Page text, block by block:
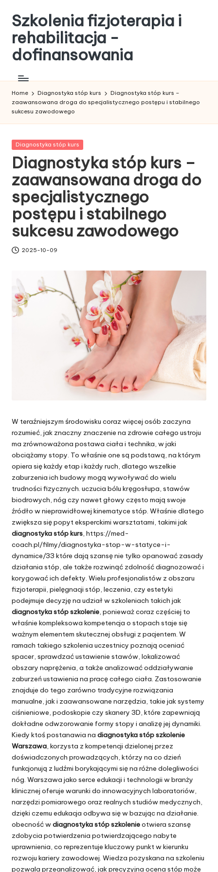
Skip
content
Szkolenia fizjoterapia i
rehabilitacja -
dofinansowania
Home Diagnostyka stóp kurs
Diagnostyka stóp kurs –
zaawansowana droga do specjalistycznego postępu i stabilnego
sukcesu zawodowego
Posted
Diagnostyka stóp kurs
Diagnostyka stóp kurs –
zaawansowana droga do
specjalistycznego
postępu i stabilnego
sukcesu zawodowego
2025-10-09
W teraźniejszym środowisku coraz więcej osób zaczyna
rozumieć, jak znaczny znaczenie na zdrowie całego ustroju
ma zrównoważona postawa ciała i technika, w jaki
obciążamy stopy. To właśnie one są podstawą, na którym
opiera się każdy etap i każdy ruch, dlatego wszelkie
zaburzenia ich budowy mogą wywoływać do wielu
trudności fizycznych. uczucia bólu kręgosłupa, stawów
biodrowych, nóg czy nawet głowy często mają swoje
źródło w nieprawidłowej kinematyce stóp. Właśnie dlatego
zwiększa się popyt eksperckimi warsztatami, takimi jak
diagnostyka stóp kurs, https://med-
coach.pl/filmy/diagnostyka-stop-w-statyce-i-
dynamice/33 które dają szansę nie tylko opanować zasady
działania stóp, ale także rozwinąć zdolność diagnozować i
korygować ich defekty. Wielu profesjonalistów z obszaru
fizjoterapii, pielęgnacji stóp, leczenia, czy estetyki
podejmuje decyzję na udział w szkoleniach takich jak
diagnostyka stóp szkolenie, ponieważ coraz częściej to
właśnie kompleksowa kompetencja o stopach staje się
ważnym elementem skutecznej obsługi z pacjentem. W
ramach takiego szkolenia uczestnicy poznają oceniać
spacer, sprawdzać ustawienie stawów, lokalizować
obszary naprężenia, a także analizować oddziaływanie
zaburzeń ustawienia na pracę całego ciała. Zastosowanie
znajduje do tego zarówno tradycyjne rozwiązania
manualne, jak i zaawansowane narzędzia, takie jak systemy
ciśnieniowe, podoskopie czy skanery 3D, które zapewniają
dokładne odwzorowanie formy stopy i analizę jej dynamiki.
Kiedy ktoś postanawia na diagnostyka stóp szkolenie
Warszawa, korzysta z kompetencji dzielonej przez
doświadczonych prowadzących, którzy na co dzień
funkcjonują z ludźmi borykającymi się na różne dolegliwości
nóg. Warszawa jako serce edukacji i technologii w branży
klinicznej oferuje warunki do innowacyjnych laboratoriów,
narzędzi pomiarowego oraz realnych studiów medycznych,
dzięki czemu edukacja odbywa się w bazując na działanie.
obecność wdiagnostyka stóp szkolenieotwiera szansę
zdobycia potwierdzenia potwierdzającego nabyte
uprawnienia, co reprezentuje kluczowy punkt w kierunku
rozwoju kariery zawodowej. Wiedza pozyskana na szkoleniu
pozwala przeanalizować, jak precyzyjna ocena stóp może